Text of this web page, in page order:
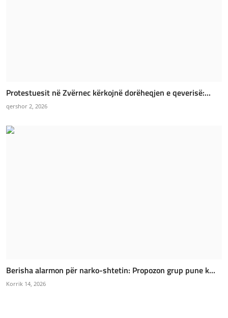
Protestuesit në Zvërnec kërkojnë dorëheqjen e qeverisë:...
qershor 2, 2026
Berisha alarmon për narko-shtetin: Propozon grup pune k...
Korrik 14, 2026